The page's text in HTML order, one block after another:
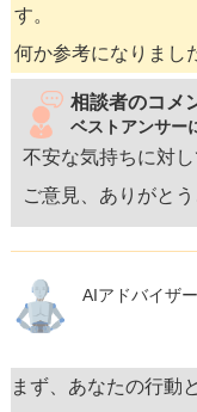
す。
何か参考になりまし
相談者のコメ
ベストアンサー
不安な気持ちに対
ご意見、ありがとう
AIアドバイザ
まず、あなたの行動